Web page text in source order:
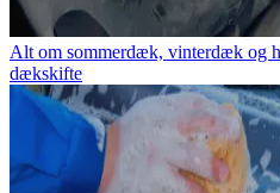
Alt om sommerdæk, vinterdæk og
dækskifte